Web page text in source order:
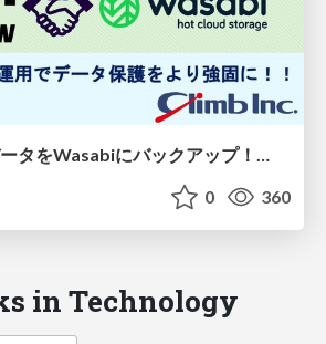
AWS/AzureのデータをWasabiにバックアップ！クロスクラウド運用でデータ保護をより強固に！！
0 360
in Technology